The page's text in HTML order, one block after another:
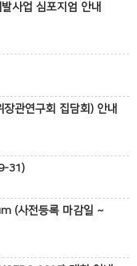
사업 심포지엄 안내
관연구회 집담회) 안내
31)
(사전등록 마감일 ~